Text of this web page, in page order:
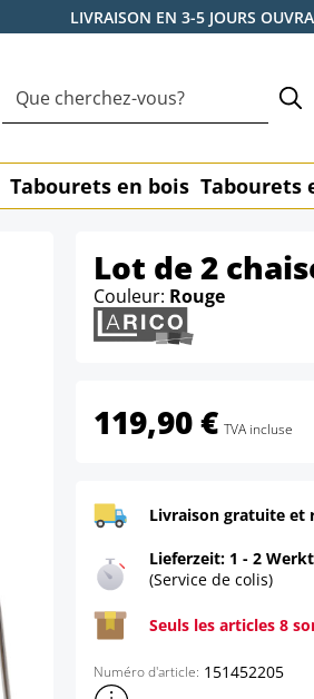
LIVRAISON EN 3-5 JOURS
Tabourets en bois Tabourets
Lot de 2
Couleur: Rouge
119,90 € TVA incluse
Livraison gratuite et
Lieferzeit: 1 - 2
(Service de colis)
Seuls les articles 8
Numéro d'article: 151452205
Afficher plus d'informations